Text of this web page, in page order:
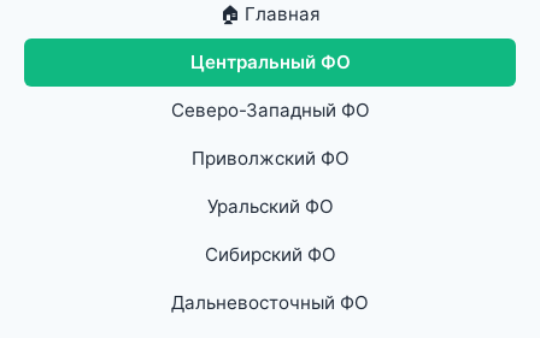
🏠 Главная
Центральный ФО
Северо-Западный ФО
Приволжский ФО
Уральский ФО
Сибирский ФО
Дальневосточный ФО